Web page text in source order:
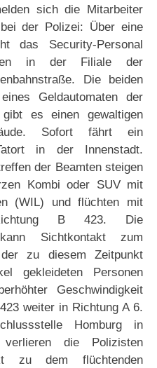
sich die Mitarbeiter
der Polizei: Über eine
das Security-Personal
in der Filiale der
Die beiden
Geldautomaten der
es einen gewaltigen
Sofort fährt ein
in der Innenstadt.
der Beamten steigen
Kombi oder SUV mit
(WIL) und flüchten mit
B 423. Die
kann Sichtkontakt zum
der zu diesem Zeitpunkt
gekleideten Personen
Geschwindigkeit
weiter in Richtung A 6.
Homburg in
verlieren die Polizisten
zu dem flüchtenden